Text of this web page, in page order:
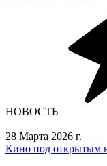
НОВОСТЬ
28 Марта 2026 г.
Кино под открытым